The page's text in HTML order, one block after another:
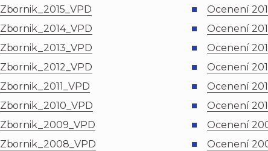
Zbornik_2015_VPD
Zbornik_2014_VPD
Zbornik_2013_VPD
Zbornik_2012_VPD
Zbornik_2011_VPD
Zbornik_2010_VPD
Zbornik_2009_VPD
Zbornik_2008_VPD
Ocenení
Ocenení
Ocenení
Ocenení
Ocenení
Ocenení
Ocenení
Ocenení